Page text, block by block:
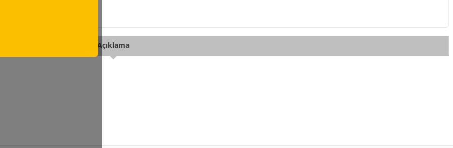
Açıklama